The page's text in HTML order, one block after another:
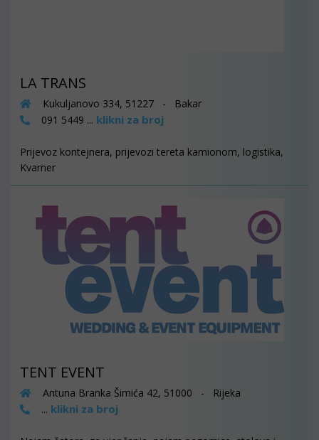
LA TRANS
Kukuljanovo 334, 51227 - Bakar
091 5449 ... klikni za broj
Prijevoz kontejnera, prijevozi tereta kamionom, logistika,
Kvarner
TENT EVENT
Antuna Branka Šimića 42, 51000 - Rijeka
... klikni za broj